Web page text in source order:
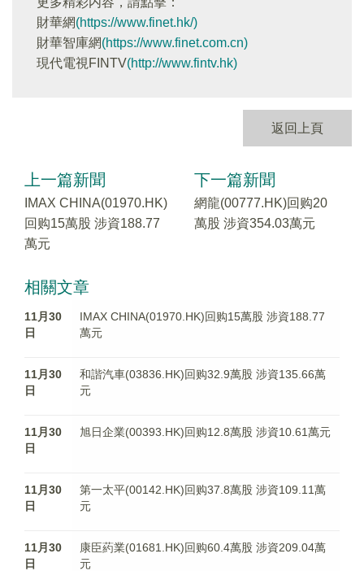
財華網(https://www.finet.hk/)
財華智庫網(https://www.finet.com.cn)
現代電視FINTV(http://www.fintv.hk)
返回上頁
上一篇新聞
IMAX CHINA(01970.HK)
回购15萬股 涉資188.77
萬元
下一篇新聞
網龍(00777.HK)回购20
萬股 涉資354.03萬元
相關文章
11月30
日
IMAX CHINA(01970.HK)回购15萬股 涉資188.77
萬元
11月30
日
和諧汽車(03836.HK)回购32.9萬股 涉資135.66萬
元
11月30
日
旭日企業(00393.HK)回购12.8萬股 涉資10.61萬元
11月30
日
第一太平(00142.HK)回购37.8萬股 涉資109.11萬
元
11月30
日
康臣葯業(01681.HK)回购60.4萬股 涉資209.04萬
元